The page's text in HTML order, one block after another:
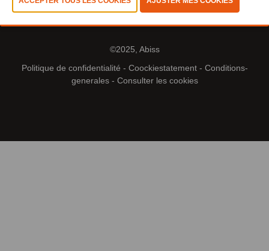
©2025, Abiss
Politique de confidentialité - Coockiestatement- Conditions-
generales- Consulter les cookies